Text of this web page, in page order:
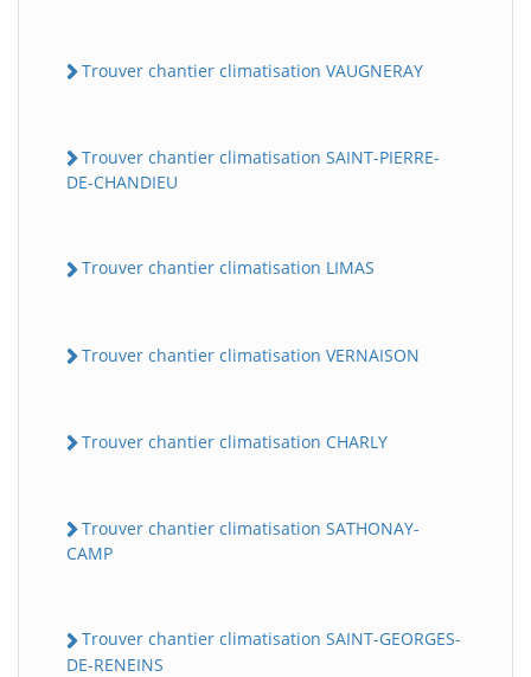
Trouver chantier climatisation VAUGNERAY
Trouver chantier climatisation SAINT-PIERRE-
DE-CHANDIEU
Trouver chantier climatisation LIMAS
Trouver chantier climatisation VERNAISON
Trouver chantier climatisation CHARLY
Trouver chantier climatisation SATHONAY-
CAMP
Trouver chantier climatisation SAINT-GEORGES-
DE-RENEINS